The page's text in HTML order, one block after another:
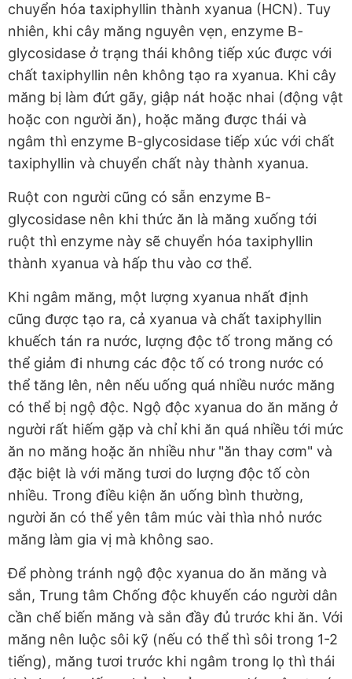
chuyển hóa taxiphyllin thành xyanua (HCN). Tuy
nhiên, khi cây măng nguyên vẹn, enzyme B-
glycosidase ở trạng thái không tiếp xúc được với
chất taxiphyllin nên không tạo ra xyanua. Khi cây
măng bị làm đứt gãy, giập nát hoặc nhai (động vật
hoặc con người ăn), hoặc măng được thái và
ngâm thì enzyme B-glycosidase tiếp xúc với chất
taxiphyllin và chuyển chất này thành xyanua.
Ruột con người cũng có sẵn enzyme B-
glycosidase nên khi thức ăn là măng xuống tới
ruột thì enzyme này sẽ chuyển hóa taxiphyllin
thành xyanua và hấp thu vào cơ thể.
Khi ngâm măng, một lượng xyanua nhất định
cũng được tạo ra, cả xyanua và chất taxiphyllin
khuếch tán ra nước, lượng độc tố trong măng có
thể giảm đi nhưng các độc tố có trong nước có
thể tăng lên, nên nếu uống quá nhiều nước măng
có thể bị ngộ độc. Ngộ độc xyanua do ăn măng ở
người rất hiếm gặp và chỉ khi ăn quá nhiều tới mức
ăn no măng hoặc ăn nhiều như "ăn thay cơm" và
đặc biệt là với măng tươi do lượng độc tố còn
nhiều. Trong điều kiện ăn uống bình thường,
người ăn có thể yên tâm múc vài thìa nhỏ nước
măng làm gia vị mà không sao.
Để phòng tránh ngộ độc xyanua do ăn măng và
sắn, Trung tâm Chống độc khuyến cáo người dân
cần chế biến măng và sắn đầy đủ trước khi ăn. Với
măng nên luộc sôi kỹ (nếu có thể thì sôi trong 1-2
tiếng), măng tươi trước khi ngâm trong lọ thì thái